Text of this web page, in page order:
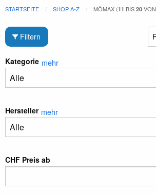
STARTSEITE SHOP A-Z MÖMAX (11 BIS 20 VON
Filtern
Kategorie mehr
Hersteller mehr
CHF Preis ab